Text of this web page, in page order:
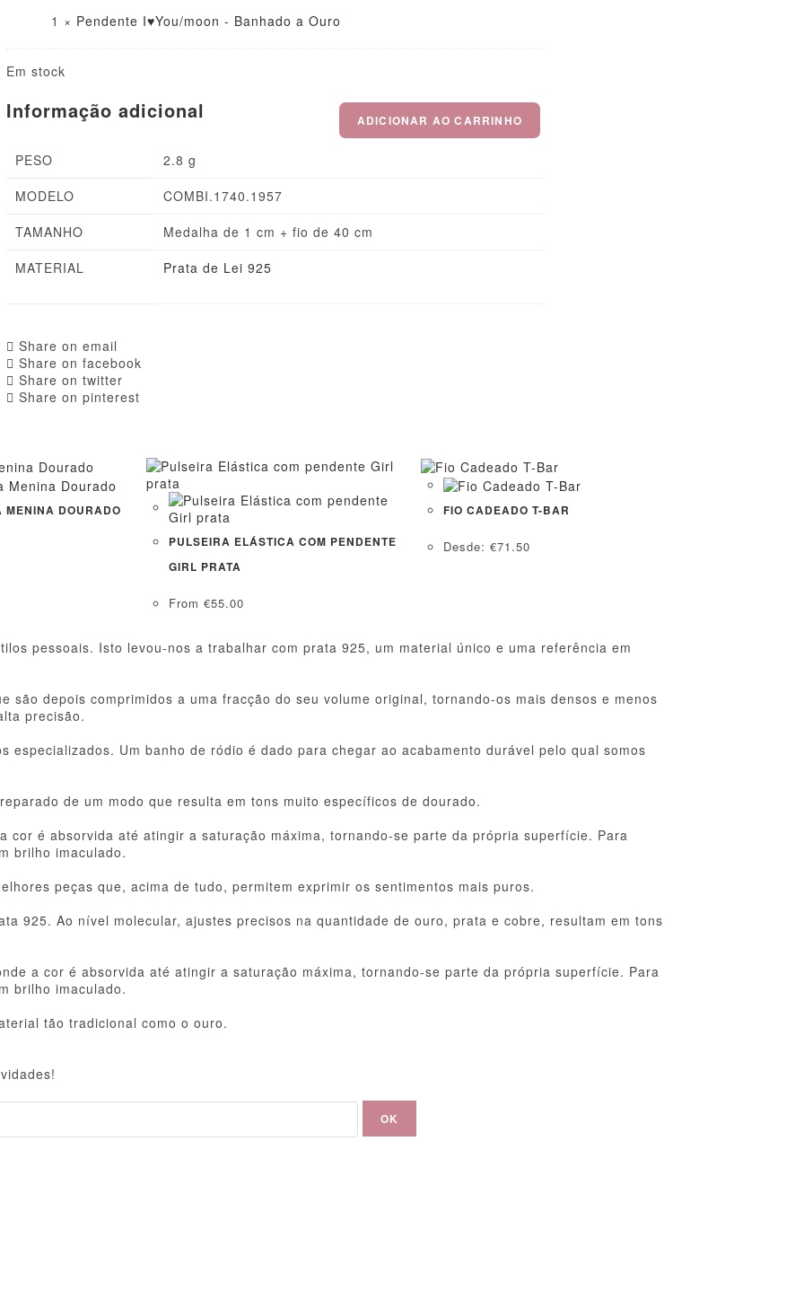
1 × Pendente I♥You/moon - Banhado a Ouro
Em stock
ADICIONAR AO CARRINHO
Informação adicional
PESO
2.8 g
MODELO
COMBI.1740.1957
TAMANHO
Medalha de 1 cm + fio de 40 cm
MATERIAL
Prata de Lei 925
Share on email
Share on facebook
Share on twitter
Share on pinterest
MENINA DOURADO
PULSEIRA ELÁSTICA COM PENDENTE
GIRL PRATA
From€55.00
FIO CADEADO T-BAR
Desde: €71.50
pessoais. Isto levou-nos a trabalhar com prata 925, um material único e uma referência em
depois comprimidos a uma fracção do seu volume original, tornando-os mais densos e menos
precisão.
especializados. Um banho de ródio é dado para chegar ao acabamento durável pelo qual somos
de um modo que resulta em tons muito específicos de dourado.
cor é absorvida até atingir a saturação máxima, tornando-se parte da própria superfície. Para
brilho imaculado.
peças que, acima de tudo, permitem exprimir os sentimentos mais puros.
925. Ao nível molecular, ajustes precisos na quantidade de ouro, prata e cobre, resultam em tons
a cor é absorvida até atingir a saturação máxima, tornando-se parte da própria superfície. Para
brilho imaculado.
tão tradicional como o ouro.